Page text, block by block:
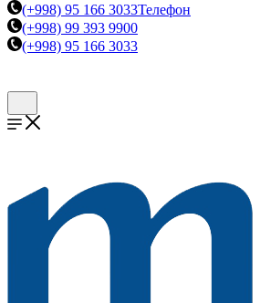
(+998) 95 166 3033Телефон
(+998) 99 393 9900
(+998) 95 166 3033